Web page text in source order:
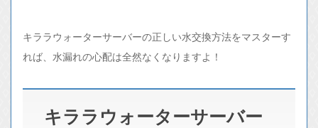
キララウォーターサーバーの正しい水交換方法をマスターす
れば、水漏れの心配は全然なくなりますよ！
キララウォーターサーバー